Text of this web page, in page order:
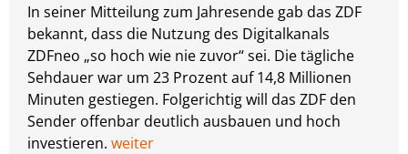
In seiner Mitteilung zum Jahresende gab das ZDF
bekannt, dass die Nutzung des Digitalkanals
ZDFneo „so hoch wie nie zuvor“ sei. Die tägliche
Sehdauer war um 23 Prozent auf 14,8 Millionen
Minuten gestiegen. Folgerichtig will das ZDF den
Sender offenbar deutlich ausbauen und hoch
investieren. weiter